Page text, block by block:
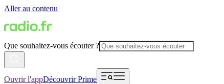
Aller au contenu
Que souhaitez-vous écouter ?
Ouvrir l'appDécouvrir Prime